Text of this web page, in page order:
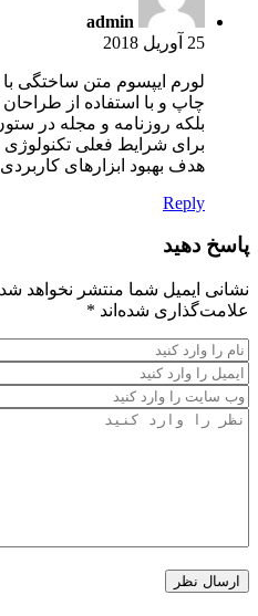
admin
25 آوریل 2018
لورم ایپسوم متن ساختگی
چاپ و با استفاده از
بلکه روزنامه و مجله در
برای شرایط فعلی تکنولوژی
هدف بهبود ابزارهای
Reply
پاسخ دهید
نشانی ایمیل شما منتشر نخواهد
علامت‌گذاری شده‌اند *